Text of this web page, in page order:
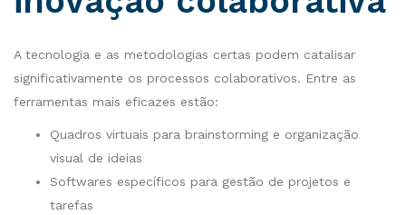
A tecnologia e as metodologias certas podem catalisar
significativamente os processos colaborativos. Entre as
ferramentas mais eficazes estão:
Quadros virtuais para brainstorming e organização
visual de ideias
Softwares específicos para gestão de projetos e
tarefas